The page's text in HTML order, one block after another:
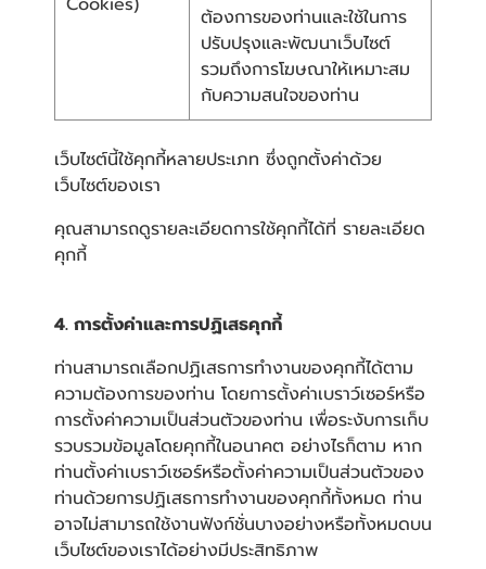
ต้องการของท่านและใช้ในการ
ปรับปรุงและพัฒนาเว็บไซต์
รวมถึงการโฆษณาให้เหมาะสม
กับความสนใจของท่าน
เว็บไซต์นี้ใช้คุกกี้หลายประเภท ซึ่งถูกตั้งค่าด้วย
เว็บไซต์ของเรา
คุณสามารถดูรายละเอียดการใช้คุกกี้ได้ที่ รายละเอียด
คุกกี้
4. การตั้งค่าและการปฏิเสธคุกกี้
ท่านสามารถเลือกปฏิเสธการทำงานของคุกกี้ได้ตาม
ความต้องการของท่าน โดยการตั้งค่าเบราว์เซอร์หรือ
การตั้งค่าความเป็นส่วนตัวของท่าน เพื่อระงับการเก็บ
รวบรวมข้อมูลโดยคุกกี้ในอนาคต อย่างไรก็ตาม หาก
ท่านตั้งค่าเบราว์เซอร์หรือตั้งค่าความเป็นส่วนตัวของ
ท่านด้วยการปฏิเสธการทำงานของคุกกี้ทั้งหมด ท่าน
อาจไม่สามารถใช้งานฟังก์ชั่นบางอย่างหรือทั้งหมดบน
เว็บไซต์ของเราได้อย่างมีประสิทธิภาพ